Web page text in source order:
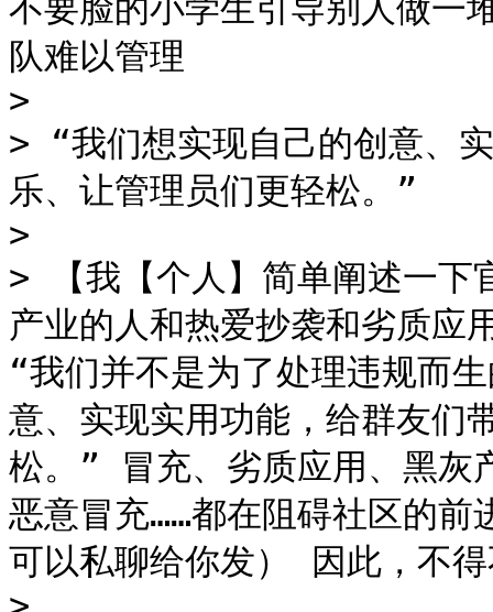
不要脸的小学生引导别人做一
队难以管理
>
> “我们想实现自己的创意、
乐、让管理员们更轻松。”
>
> 【我【个人】简单阐述一下
产业的人和热爱抄袭和劣质应
“我们并不是为了处理违规而
意、实现实用功能，给群友们
松。” 冒充、劣质应用、黑灰
恶意冒充……都在阻碍社区的前
可以私聊给你发） 因此，不